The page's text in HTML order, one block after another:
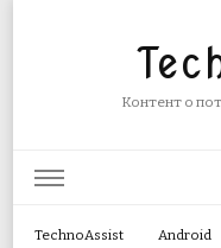
Контент о
TechnoAssist
Android